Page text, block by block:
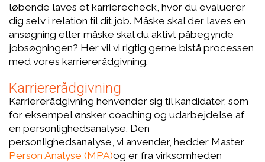
løbende laves et karrierecheck, hvor du evaluerer
dig selv i relation til dit job. Måske skal der laves en
ansøgning eller måske skal du aktivt påbegynde
jobsøgningen? Her vil vi rigtig gerne bistå processen
med vores karriererådgivning.
Karriererådgivning
Karriererådgivning henvender sig til kandidater, som
for eksempel ønsker coaching og udarbejdelse af
en personlighedsanalyse. Den
personlighedsanalyse, vi anvender, hedder Master
Person Analyse (MPA)og er fra virksomheden